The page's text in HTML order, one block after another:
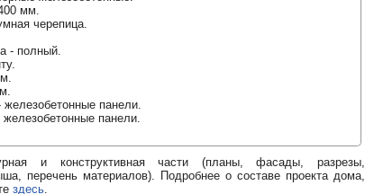
мм.
черепица.
- полный.
железобетонные панели.
железобетонные панели.
и конструктивная части (планы, фасады, разрезы,
перечень материалов). Подробнее о составе проекта дома,
здесь.